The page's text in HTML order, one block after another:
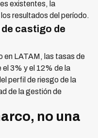
existentes, la
resultados del período.
castigo de
en LATAM, las tasas de
3% y el 12% de la
perfil de riesgo de la
de la gestión de
no una